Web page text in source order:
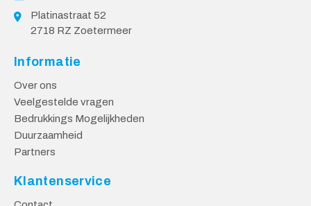
Platinastraat 52
2718 RZ Zoetermeer
Informatie
Over ons
Veelgestelde vragen
Bedrukkings Mogelijkheden
Duurzaamheid
Partners
Klantenservice